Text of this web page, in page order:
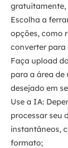
gratuitamente,
Escolha a
opções, como
converter
Faça upload
para a área de
desejado em
Use a IA:
processar seu
instantâneos,
formato;